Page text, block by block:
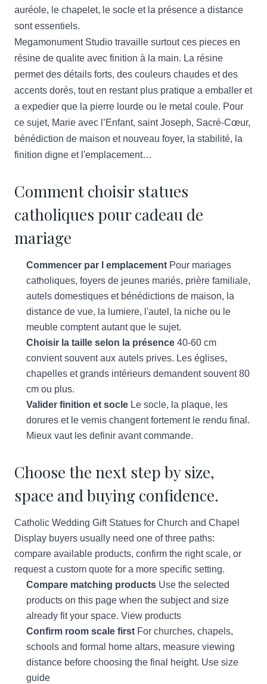
auréole, le chapelet, le socle et la présence a distance
sont essentiels.
Megamonument Studio travaille surtout ces pieces en
résine de qualite avec finition à la main. La résine
permet des détails forts, des couleurs chaudes et des
accents dorés, tout en restant plus pratique a emballer et
a expedier que la pierre lourde ou le metal coule. Pour
ce sujet, Marie avec l’Enfant, saint Joseph, Sacré-Cœur,
bénédiction de maison et nouveau foyer, la stabilité, la
finition digne et l'emplacement…
Comment choisir statues
catholiques pour cadeau de
mariage
Commencer par l emplacement Pour mariages
catholiques, foyers de jeunes mariés, prière familiale,
autels domestiques et bénédictions de maison, la
distance de vue, la lumiere, l'autel, la niche ou le
meuble comptent autant que le sujet.
Choisir la taille selon la présence 40-60 cm
convient souvent aux autels prives. Les églises,
chapelles et grands intérieurs demandent souvent 80
cm ou plus.
Valider finition et socle Le socle, la plaque, les
dorures et le vernis changent fortement le rendu final.
Mieux vaut les definir avant commande.
Choose the next step by size,
space and buying confidence.
Catholic Wedding Gift Statues for Church and Chapel
Display buyers usually need one of three paths:
compare available products, confirm the right scale, or
request a custom quote for a more specific setting.
Compare matching products Use the selected
products on this page when the subject and size
already fit your space. View products
Confirm room scale first For churches, chapels,
schools and formal home altars, measure viewing
distance before choosing the final height. Use size
guide